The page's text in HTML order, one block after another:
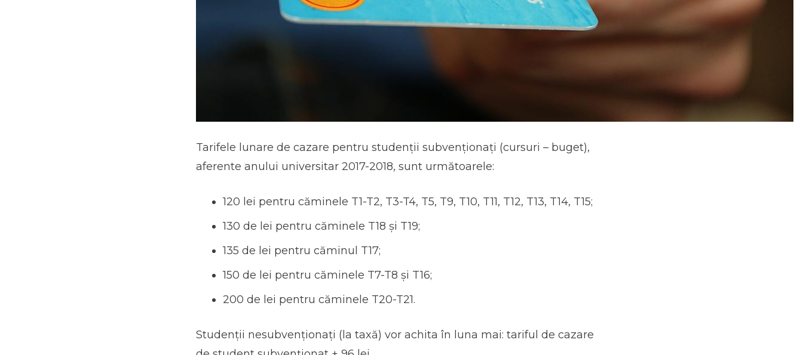
Tarifele lunare de cazare pentru studenții subvenționați (cursuri – buget),
aferente anului universitar 2017-2018, sunt următoarele:
120 lei pentru căminele T1-T2, T3-T4, T5, T9, T10, T11, T12, T13, T14, T15;
130 de lei pentru căminele T18 și T19;
135 de lei pentru căminul T17;
150 de lei pentru căminele T7-T8 și T16;
200 de lei pentru căminele T20-T21.
Studenții nesubvenționați (la taxă) vor achita în luna mai: tariful de cazare